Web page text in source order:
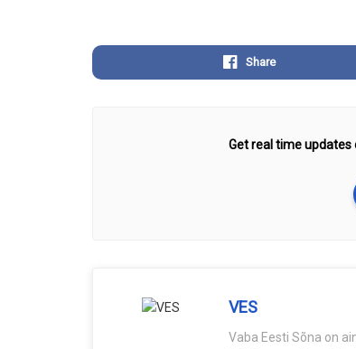
Share
Get real time updates
VES
Vaba Eesti Sõna on